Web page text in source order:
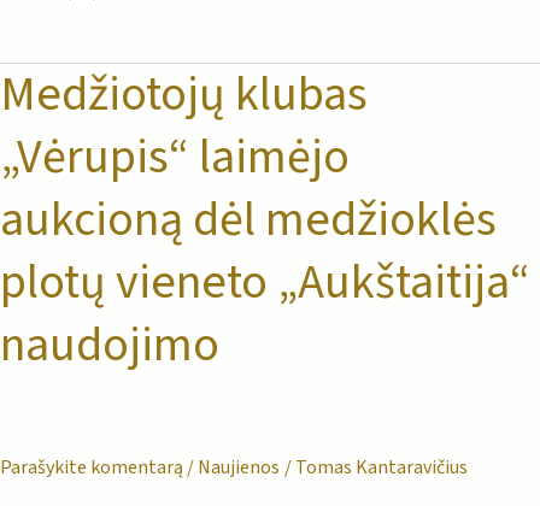
Medžiotojų klubas
„Vėrupis“ laimėjo
aukcioną dėl medžioklės
plotų vieneto „Aukštaitija“
naudojimo
Parašykite komentarą /Naujienos /Tomas Kantaravičius
Medžiotojų
klubas
„Vėrupis“
laimėjo
aukcioną
dėl
medžioklės
plotų
„Aukštaitija“